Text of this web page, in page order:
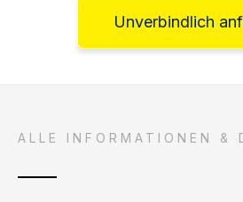
Unverbindlich
ALLE INFORMATIONEN &